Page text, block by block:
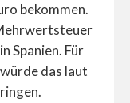
bekommen.
Spanien. Für
das laut